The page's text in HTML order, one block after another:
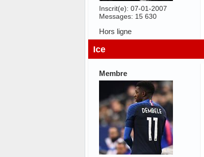
Inscrit(e): 07-01-2007
Messages: 15 630
Hors ligne
Ice
Membre